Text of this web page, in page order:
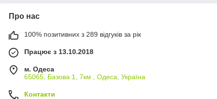
Про нас
100% позитивних з 289 відгуків за рік
Працює з 13.10.2018
м. Одеса
65065, Базова 1, 7км , Одеса, Україна
Контакти